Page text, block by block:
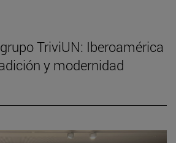
TriviUN: Iberoamérica
y modernidad